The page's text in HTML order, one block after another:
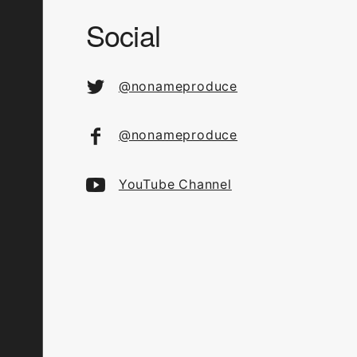
Social
@nonameproduce
@nonameproduce
YouTube Channel